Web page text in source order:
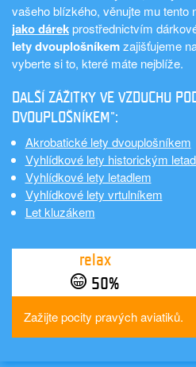
vašeho blízkého, věnujte mu tento
jako dárekprostřednictvím
lety dvouplošníkemzajišťujeme
vyberte si to, které máte nejblíže.
DALŠÍ ZÁŽITKY VE VZDUCHU
DVOUPLOŠNÍKEM":
Akrobatické lety dvouplošníkem
Vyhlídkové lety historickým
Vyhlídkové lety letadlem
Vyhlídkové lety vrtulníkem
Let kluzákem
relax
50%
Zažijte pocity pravých aviatiků.